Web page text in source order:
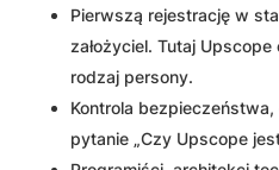
Pierwszą rejestrację w
założyciel. Tutaj
rodzaj persony.
Kontrola
pytanie „Czy Upscope